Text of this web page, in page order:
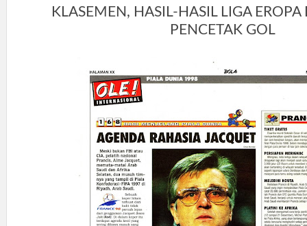
KLASEMEN, HASIL-HASIL LIGA
PENCETAK GOL